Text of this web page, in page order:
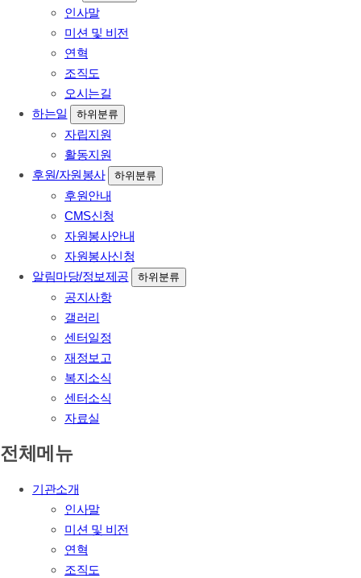
인사말
미션 및 비전
연혁
조직도
오시는길
하는일
하위분류
자립지원
활동지원
후원/자원봉사
하위분류
후원안내
CMS신청
자원봉사안내
자원봉사신청
알림마당/정보제공
하위분류
공지사항
갤러리
센터일정
재정보고
복지소식
센터소식
자료실
전체메뉴
기관소개
인사말
미션 및 비전
연혁
조직도